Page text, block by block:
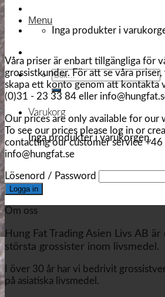
Inga produkter i
Sök
efter:
Varukorg
Inga produkter i varukorgen.
Menu
Våra priser är enbart tillgängliga för
grossistkunder. För att se våra
skapa ett konto genom att kontakta
(0)31 - 23 33 84 eller
Our prices are only available for our
To see our prices please log in or
contacting our customer service
info@hungfat.se
Lösenord / Password
Om oss
Hung Fat Trading Asien Livs AB är
största grossister inom livsmedel.
I över 30 år har vi bedrivit
på asiatiska livsmedel.